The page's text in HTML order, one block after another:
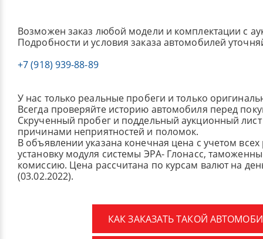
Возможен заказ любой модели и комплектации с
Подробности и условия заказа автомобилей
+7 (918) 939-88-89
У нас только реальные пробеги и только
Всегда проверяйте историю автомобиля перед
Скрученный пробег и поддельный аукционный лист
причинами неприятностей и поломок.
В объявлении указана конечная цена с учетом
установку модуля системы ЭРА- Глонасс,
комиссию. Цена рассчитана по курсам валют на
(03.02.2022).
КАК ЗАКАЗАТЬ ТАКОЙ